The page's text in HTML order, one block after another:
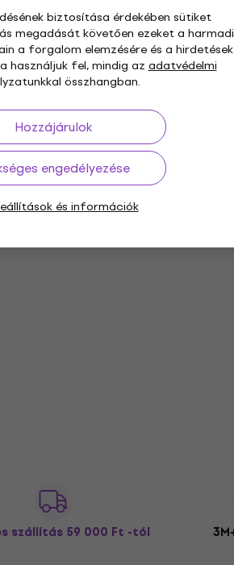
biztosítása érdekében sütiket
megadását követően ezeket a
a forgalom elemzésére és a hirdetések
használjuk fel, mindig azadatvédelmi
összhangban.
Hozzájárulok
engedélyezése
és információk
szállítás 59 000 Ft -tól